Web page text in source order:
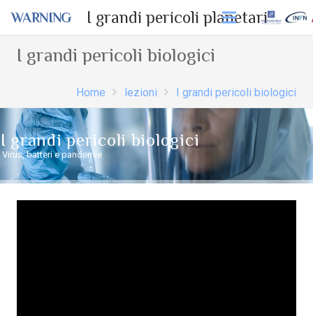
WARNING I grandi pericoli planetari
I grandi pericoli biologici
Home lezioni I grandi pericoli biologici
I grandi pericoli biologici
Virus, batteri e pandemie